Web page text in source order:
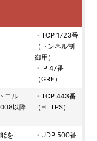
・TCP 1723番
（トンネル制
御用）
・IP 47番
（GRE）
コル
以降
・TCP 443番
（HTTPS）
を
・UDP 500番